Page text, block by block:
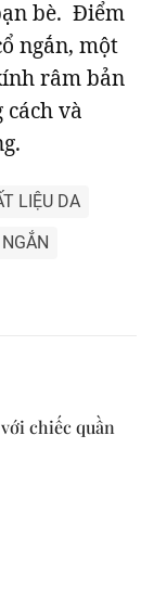
bè. Điểm
ngắn, một
râm bản
và
LIỆU DA
chiếc quần